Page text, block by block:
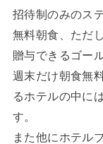
招待制のみのス
無料朝食、ただ
贈与できるゴー
週末だけ朝食無
るホテルの中に
す。
また他にホテル